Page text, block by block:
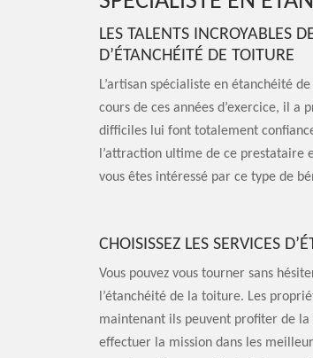
LES TALENTS INCROYABLES
D’ÉTANCHÉITÉ DE TOITURE
L’artisan spécialiste en étanchéité
cours de ces années d’exercice, il
difficiles lui font totalement
l’attraction ultime de ce prestataire
vous êtes intéressé par ce type de
CHOISISSEZ LES SERVICES
Vous pouvez vous tourner sans
l’étanchéité de la toiture. Les
maintenant ils peuvent profiter de
effectuer la mission dans les